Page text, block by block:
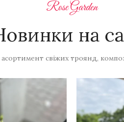
Rose Garden
на
свіжих троянд,